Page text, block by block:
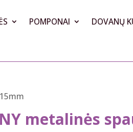
POMPONAI DOVANŲ
metalinės